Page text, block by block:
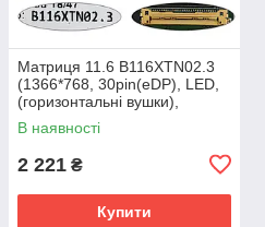
Матриця 11.6 B116XTN02.3
(1366*768, 30pin(eDP), LED,
(горизонтальні вушки),
матова, роз'єм праворуч зн
(105268)
В наявності
2 221 ₴
Купити